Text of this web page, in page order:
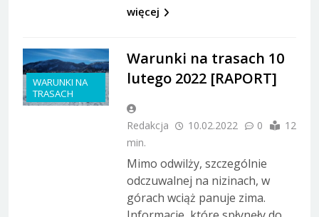
więcej
WARUNKI NA
TRASACH
Warunki na trasach 10
lutego 2022 [RAPORT]
Redakcja 10.02.2022 0
12
min.
Mimo odwilży, szczególnie
odczuwalnej na nizinach, w
górach wciąż panuje zima.